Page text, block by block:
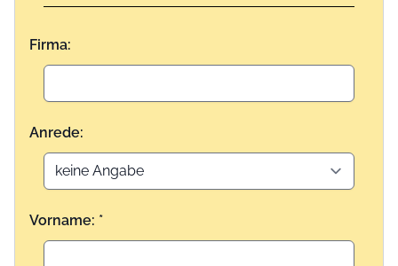
Firma:
Anrede:
Vorname: *